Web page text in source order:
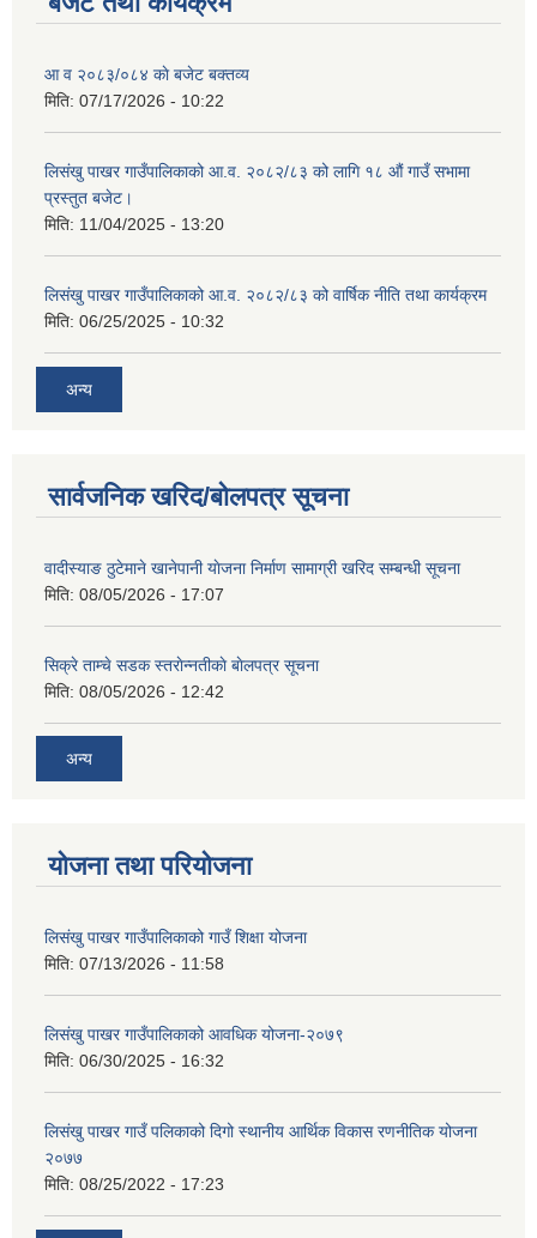
आ व २०८३/०८४ काे बजेट बक्तव्य
मिति: 07/17/2026 - 10:22
लिसंखु पाखर गाउँपालिकाको आ.व. २०८२/८३ को लागि १८ औं गाउँ सभामा
प्रस्तुत बजेट।
मिति: 11/04/2025 - 13:20
लिसंखु पाखर गाउँपालिकाको आ.व. २०८२/८३ को वार्षिक नीति तथा कार्यक्रम
मिति: 06/25/2025 - 10:32
अन्य
सार्वजनिक खरिद/बोलपत्र सूचना
वादीस्याङ ठुटेमाने खानेपानी याेजना निर्माण सामाग्री खरिद सम्बन्धी सूचना
मिति: 08/05/2026 - 17:07
सिक्रे ताम्चे सडक स्तराेन्नतीकाे बाेलपत्र सूचना
मिति: 08/05/2026 - 12:42
अन्य
योजना तथा परियोजना
लिसंखु पाखर गाउँपालिकाको गाउँ शिक्षा योजना
मिति: 07/13/2026 - 11:58
लिसंखु पाखर गाउँपालिकाको आवधिक योजना-२०७९
मिति: 06/30/2025 - 16:32
लिसंखु पाखर गाउँ पलिकाको दिगो स्थानीय आर्थिक विकास रणनीतिक योजना
२०७७
मिति: 08/25/2022 - 17:23